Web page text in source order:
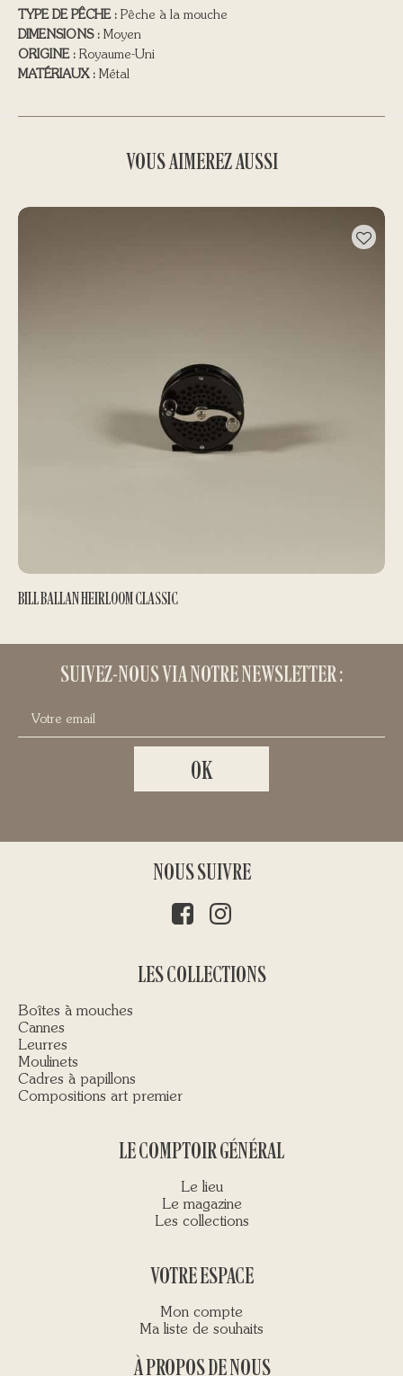
TYPE DE PÊCHE : Pêche à la mouche
DIMENSIONS : Moyen
ORIGINE : Royaume-Uni
MATÉRIAUX : Métal
VOUS AIMEREZ AUSSI
BILL BALLAN HEIRLOOM CLASSIC
SUIVEZ-NOUS VIA NOTRE NEWSLETTER :
NOUS SUIVRE
LES COLLECTIONS
Boîtes à mouches
Cannes
Leurres
Moulinets
Cadres à papillons
Compositions art premier
LE COMPTOIR GÉNÉRAL
Le lieu
Le magazine
Les collections
VOTRE ESPACE
Mon compte
Ma liste de souhaits
À PROPOS DE NOUS